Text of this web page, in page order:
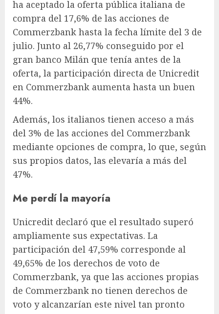
ha aceptado la oferta pública italiana de
compra del 17,6% de las acciones de
Commerzbank hasta la fecha límite del 3 de
julio. Junto al 26,77% conseguido por el
gran banco Milán que tenía antes de la
oferta, la participación directa de Unicredit
en Commerzbank aumenta hasta un buen
44%.
Además, los italianos tienen acceso a más
del 3% de las acciones del Commerzbank
mediante opciones de compra, lo que, según
sus propios datos, las elevaría a más del
47%.
Me perdí la mayoría
Unicredit declaró que el resultado superó
ampliamente sus expectativas. La
participación del 47,59% corresponde al
49,65% de los derechos de voto de
Commerzbank, ya que las acciones propias
de Commerzbank no tienen derechos de
voto y alcanzarían este nivel tan pronto